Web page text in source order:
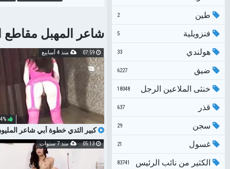
شاعر المهبل مقاطع
كبير الثدي خطوة أبي شاعر
جوارب الوردي في سن المراهقة مع
الكبير جبهة تحرير مورو الإسلامية
المليون في سن المراهقة
74%
منذ 4 أسابيع
05:13 منذ 7 سنوات
طين 2
فنزويلية 5
هولندي 33
ضيق 6227
خنثى الملاعين الرجل 18048
قذر 637
سجن 29
غسول 21
الكثير من نائب الرئيس 83741